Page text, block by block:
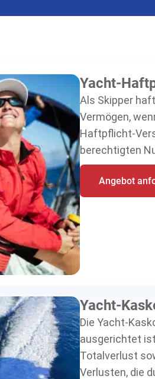
Yacht-
Als Skipper
Vermögen,
Haftpflicht-
berechtigten
Angebot
Yacht-
Die Yacht-
ausgerichtet
Totalverlust
Verlusten, die